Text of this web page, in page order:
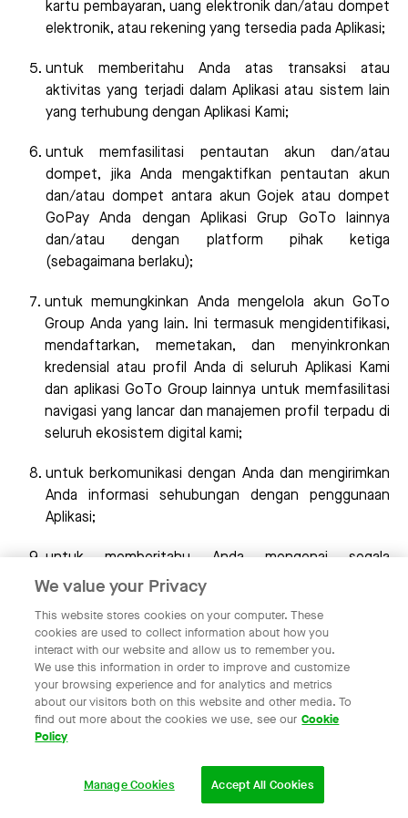
kartu pembayaran, uang elektronik dan/atau dompet
elektronik, atau rekening yang tersedia pada Aplikasi;
untuk memberitahu Anda atas transaksi atau
aktivitas yang terjadi dalam Aplikasi atau sistem lain
yang terhubung dengan Aplikasi Kami;
untuk memfasilitasi pentautan akun dan/atau
dompet, jika Anda mengaktifkan pentautan akun
dan/atau dompet antara akun Gojek atau dompet
GoPay Anda dengan Aplikasi Grup GoTo lainnya
dan/atau dengan platform pihak ketiga
(sebagaimana berlaku);
untuk memungkinkan Anda mengelola akun GoTo
Group Anda yang lain. Ini termasuk mengidentifikasi,
mendaftarkan, memetakan, dan menyinkronkan
kredensial atau profil Anda di seluruh Aplikasi Kami
dan aplikasi GoTo Group lainnya untuk memfasilitasi
navigasi yang lancar dan manajemen profil terpadu di
seluruh ekosistem digital kami;
untuk berkomunikasi dengan Anda dan mengirimkan
Anda informasi sehubungan dengan penggunaan
Aplikasi;
untuk memberitahu Anda mengenai segala
pembaruan pada Aplikasi atau perubahan pada
untuk mengolah, memproses, menyelesaikan dan
menanggapi keluhan, permasalahan, pertanyaan dan
saran yang diterima dari Anda;
untuk melakukan pemeliharaan, mengembangkan,
menguji, meningkatkan, dan mempersonalisasikan
Aplikasi untuk memenuhi kebutuhan dan preferensi
Anda sebagai pengguna;
We value your Privacy
This website stores cookies on your computer. These
cookies are used to collect information about how you
interact with our website and allow us to remember you.
We use this information in order to improve and customize
your browsing experience and for analytics and metrics
about our visitors both on this website and other media. To
find out more about the cookies we use, see our Cookie
Policy
Manage Cookies Accept All Cookies